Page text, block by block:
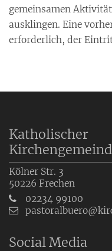
gemeinsamen
ausklingen. Eine
erforderlich, der
Katholischer
Kölner Str. 3
50226 Frechen
02234 99100
Social Media